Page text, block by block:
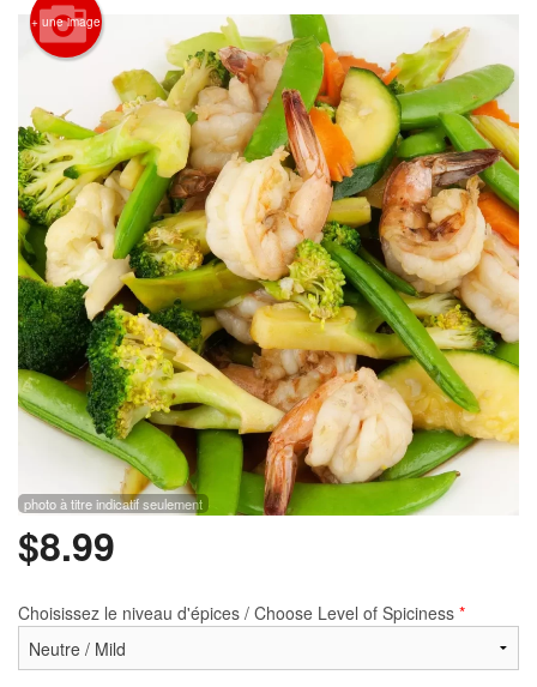
Inscription
Panier (0)
Rechercher
+ une image
photo à titre indicatif seulement
$8.99
Choisissez le niveau d'épices / Choose Level of Spiciness *